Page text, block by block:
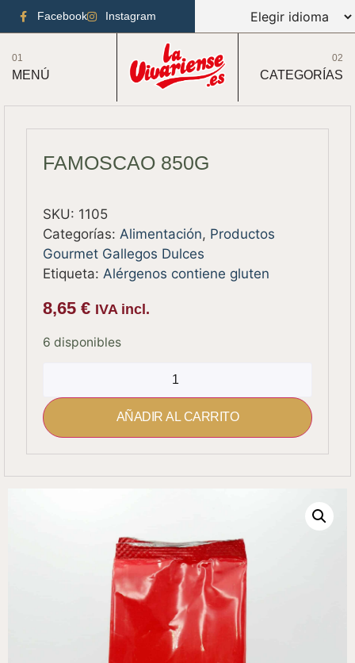
Facebook Instagram
01
MENÚ
02
CATEGORÍAS
FAMOSCAO 850G
SKU: 1105
Categorías: Alimentación, Productos
Gourmet Gallegos Dulces
Etiqueta: Alérgenos contiene gluten
8,65€ IVA incl.
6 disponibles
AÑADIR AL CARRITO